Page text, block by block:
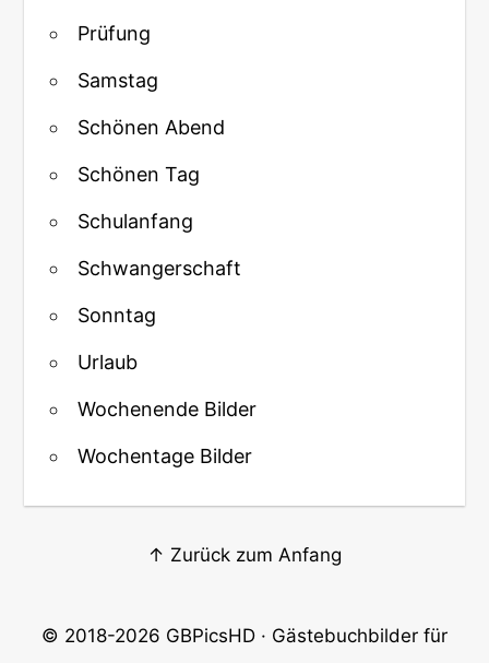
Prüfung
Samstag
Schönen Abend
Schönen Tag
Schulanfang
Schwangerschaft
Sonntag
Urlaub
Wochenende Bilder
Wochentage Bilder
↑ Zurück zum Anfang
© 2018-2026 GBPicsHD · Gästebuchbilder für